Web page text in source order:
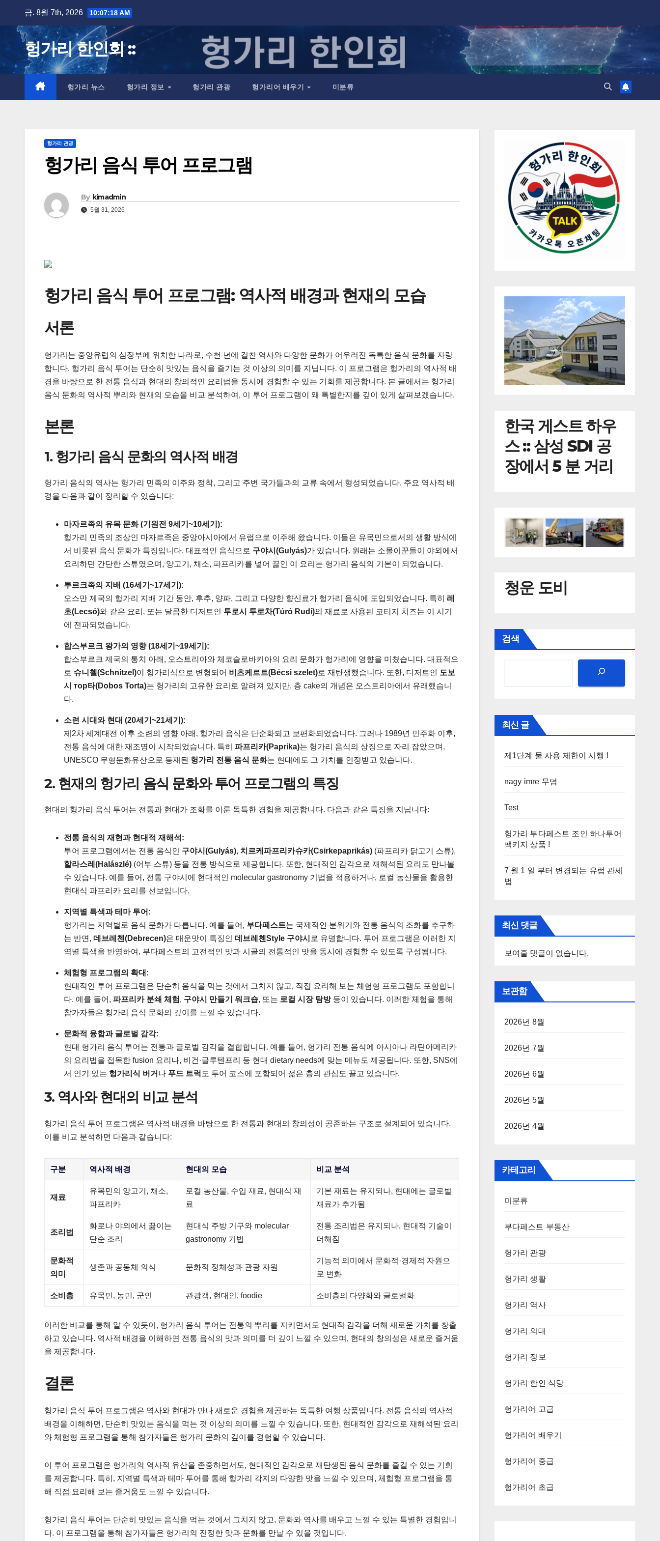
content
금. 8월 7th, 2026 10:07:19 AM
헝가리 한인회 ::
헝가리 뉴스 헝가리 정보 헝가리 관광 헝가리어 배우기 미분류
헝가리 관광
헝가리 음식 투어 프로그램
By kimadmin
5월 31, 2026
헝가리 음식 투어 프로그램: 역사적 배경과 현재의 모습
서론
헝가리는 중앙유럽의 심장부에 위치한 나라로, 수천 년에 걸친 역사와 다양한 문화가 어우러진 독특한 음식 문화를 자랑
합니다. 헝가리 음식 투어는 단순히 맛있는 음식을 즐기는 것 이상의 의미를 지닙니다. 이 프로그램은 헝가리의 역사적 배
경을 바탕으로 한 전통 음식과 현대의 창의적인 요리법을 동시에 경험할 수 있는 기회를 제공합니다. 본 글에서는 헝가리
음식 문화의 역사적 뿌리와 현재의 모습을 비교 분석하여, 이 투어 프로그램이 왜 특별한지를 깊이 있게 살펴보겠습니다.
본론
1. 헝가리 음식 문화의 역사적 배경
헝가리 음식의 역사는 헝가리 민족의 이주와 정착, 그리고 주변 국가들과의 교류 속에서 형성되었습니다. 주요 역사적 배
경을 다음과 같이 정리할 수 있습니다:
마자르족의 유목 문화 (기원전 9세기~10세기):
헝가리 민족의 조상인 마자르족은 중앙아시아에서 유럽으로 이주해 왔습니다. 이들은 유목민으로서의 생활 방식에
서 비롯된 음식 문화가 특징입니다. 대표적인 음식으로 구야시(Gulyás)가 있습니다. 원래는 소몰이꾼들이 야외에서
요리하던 간단한 스튜였으며, 양고기, 채소, 파프리카를 넣어 끓인 이 요리는 헝가리 음식의 기본이 되었습니다.
투르크족의 지배 (16세기~17세기):
오스만 제국의 헝가리 지배 기간 동안, 후추, 양파, 그리고 다양한 향신료가 헝가리 음식에 도입되었습니다. 특히 레
초(Lecsó)와 같은 요리, 또는 달콤한 디저트인 투로시 투로차(Túró Rudi)의 재료로 사용된 코티지 치즈는 이 시기
에 전파되었습니다.
합스부르크 왕가의 영향 (18세기~19세기):
합스부르크 제국의 통치 아래, 오스트리아와 체코슬로바키아의 요리 문화가 헝가리에 영향을 미쳤습니다. 대표적으
로 슈니첼(Schnitzel)이 헝가리식으로 변형되어 비츠케르트(Bécsi szelet)로 재탄생했습니다. 또한, 디저트인 도보
시 тор타(Dobos Torta)는 헝가리의 고유한 요리로 알려져 있지만, 층 cake의 개념은 오스트리아에서 유래했습니
다.
소련 시대와 현대 (20세기~21세기):
제2차 세계대전 이후 소련의 영향 아래, 헝가리 음식은 단순화되고 보편화되었습니다. 그러나 1989년 민주화 이후,
전통 음식에 대한 재조명이 시작되었습니다. 특히 파프리카(Paprika)는 헝가리 음식의 상징으로 자리 잡았으며,
UNESCO 무형문화유산으로 등재된 헝가리 전통 음식 문화는 현대에도 그 가치를 인정받고 있습니다.
2. 현재의 헝가리 음식 문화와 투어 프로그램의 특징
현대의 헝가리 음식 투어는 전통과 현대가 조화를 이룬 독특한 경험을 제공합니다. 다음과 같은 특징을 지닙니다:
전통 음식의 재현과 현대적 재해석:
투어 프로그램에서는 전통 음식인 구야시(Gulyás), 치르케파프리카슈카(Csirkepaprikás) (파프리카 닭고기 스튜),
할라스레(Halászlé) (어부 스튜) 등을 전통 방식으로 제공합니다. 또한, 현대적인 감각으로 재해석된 요리도 만나볼
수 있습니다. 예를 들어, 전통 구야시에 현대적인 molecular gastronomy 기법을 적용하거나, 로컬 농산물을 활용한
현대식 파프리카 요리를 선보입니다.
지역별 특색과 테마 투어:
헝가리는 지역별로 음식 문화가 다릅니다. 예를 들어, 부다페스트는 국제적인 분위기와 전통 음식의 조화를 추구하
는 반면, 데브레첸(Debrecen)은 매운맛이 특징인 데브레첸Style 구야시 로 유명합니다. 투어 프로그램은 이러한 지
역별 특색을 반영하여, 부다페스트의 고전적인 맛과 시골의 전통적인 맛을 동시에 경험할 수 있도록 구성됩니다.
체험형 프로그램의 확대:
현대적인 투어 프로그램은 단순히 음식을 먹는 것에서 그치지 않고, 직접 요리해 보는 체험형 프로그램도 포함합니
다. 예를 들어, 파프리카 분쇄 체험 , 구야시 만들기 워크숍, 또는 로컬 시장 탐방등이 있습니다. 이러한 체험을 통해
참가자들은 헝가리 음식 문화의 깊이를 느낄 수 있습니다.
문화적 융합과 글로벌 감각:
현대 헝가리 음식 투어는 전통과 글로벌 감각을 결합합니다. 예를 들어, 헝가리 전통 음식에 아시아나 라틴아메리카
의 요리법을 접목한 fusion 요리나, 비건·글루텐프리 등 현대 dietary needs에 맞는 메뉴도 제공됩니다. 또한, SNS에
서 인기 있는 헝가리식 버거 나 푸드 트럭 도 투어 코스에 포함되어 젊은 층의 관심도 끌고 있습니다.
3. 역사와 현대의 비교 분석
헝가리 음식 투어 프로그램은 역사적 배경을 바탕으로 한 전통과 현대의 창의성이 공존하는 구조로 설계되어 있습니다.
이를 비교 분석하면 다음과 같습니다:
구분 역사적 배경 현대의 모습 비교 분석
재료
유목민의 양고기, 채소,
파프리카
로컬 농산물, 수입 재료, 현대식 재
료
기본 재료는 유지되나, 현대에는 글로벌
재료가 추가됨
조리법
화로나 야외에서 끓이는
단순 조리
현대식 주방 기구와 molecular
gastronomy 기법
전통 조리법은 유지되나, 현대적 기술이
더해짐
문화적
의미
생존과 공동체 의식 문화적 정체성과 관광 자원
기능적 의미에서 문화적·경제적 자원으
로 변화
소비층 유목민, 농민, 군인 관광객, 현대인, foodie 소비층의 다양화와 글로벌화
이러한 비교를 통해 알 수 있듯이, 헝가리 음식 투어는 전통의 뿌리를 지키면서도 현대적 감각을 더해 새로운 가치를 창출
하고 있습니다. 역사적 배경을 이해하면 전통 음식의 맛과 의미를 더 깊이 느낄 수 있으며, 현대의 창의성은 새로운 즐거움
을 제공합니다.
결론
헝가리 음식 투어 프로그램은 역사와 현대가 만나 새로운 경험을 제공하는 독특한 여행 상품입니다. 전통 음식의 역사적
배경을 이해하면, 단순히 맛있는 음식을 먹는 것 이상의 의미를 느낄 수 있습니다. 또한, 현대적인 감각으로 재해석된 요리
와 체험형 프로그램을 통해 참가자들은 헝가리 문화의 깊이를 경험할 수 있습니다.
이 투어 프로그램은 헝가리의 역사적 유산을 존중하면서도, 현대적인 감각으로 재탄생된 음식 문화를 즐길 수 있는 기회
를 제공합니다. 특히, 지역별 특색과 테마 투어를 통해 헝가리 각지의 다양한 맛을 느낄 수 있으며, 체험형 프로그램을 통
해 직접 요리해 보는 즐거움도 느낄 수 있습니다.
헝가리 음식 투어는 단순히 맛있는 음식을 먹는 것에서 그치지 않고, 문화와 역사를 배우고 느낄 수 있는 특별한 경험입니
다. 이 프로그램을 통해 참가자들은 헝가리의 진정한 맛과 문화를 만날 수 있을 것입니다.
한국 게스트 하우
스 :: 삼성 SDI 공
장에서 5 분 거리
청운 도비
검색
최신 글
제1단계 물 사용 제한이 시행 !
nagy imre 무덤
Test
헝가리 부다페스트 조인 하나투어
팩키지 상품 !
7 월 1 일 부터 변경되는 유럽 관세
법
최신 댓글
보여줄 댓글이 없습니다.
보관함
2026년 8월
2026년 7월
2026년 6월
2026년 5월
2026년 4월
카테고리
미분류
부다페스트 부동산
헝가리 관광
헝가리 생활
헝가리 역사
헝가리 의대
헝가리 정보
헝가리 한인 식당
헝가리어 고급
헝가리어 배우기
헝가리어 중급
헝가리어 초급